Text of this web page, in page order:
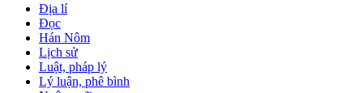
Địa lí
Đọc
Hán Nôm
Lịch sử
Luật, pháp lý
Lý luận, phê bình